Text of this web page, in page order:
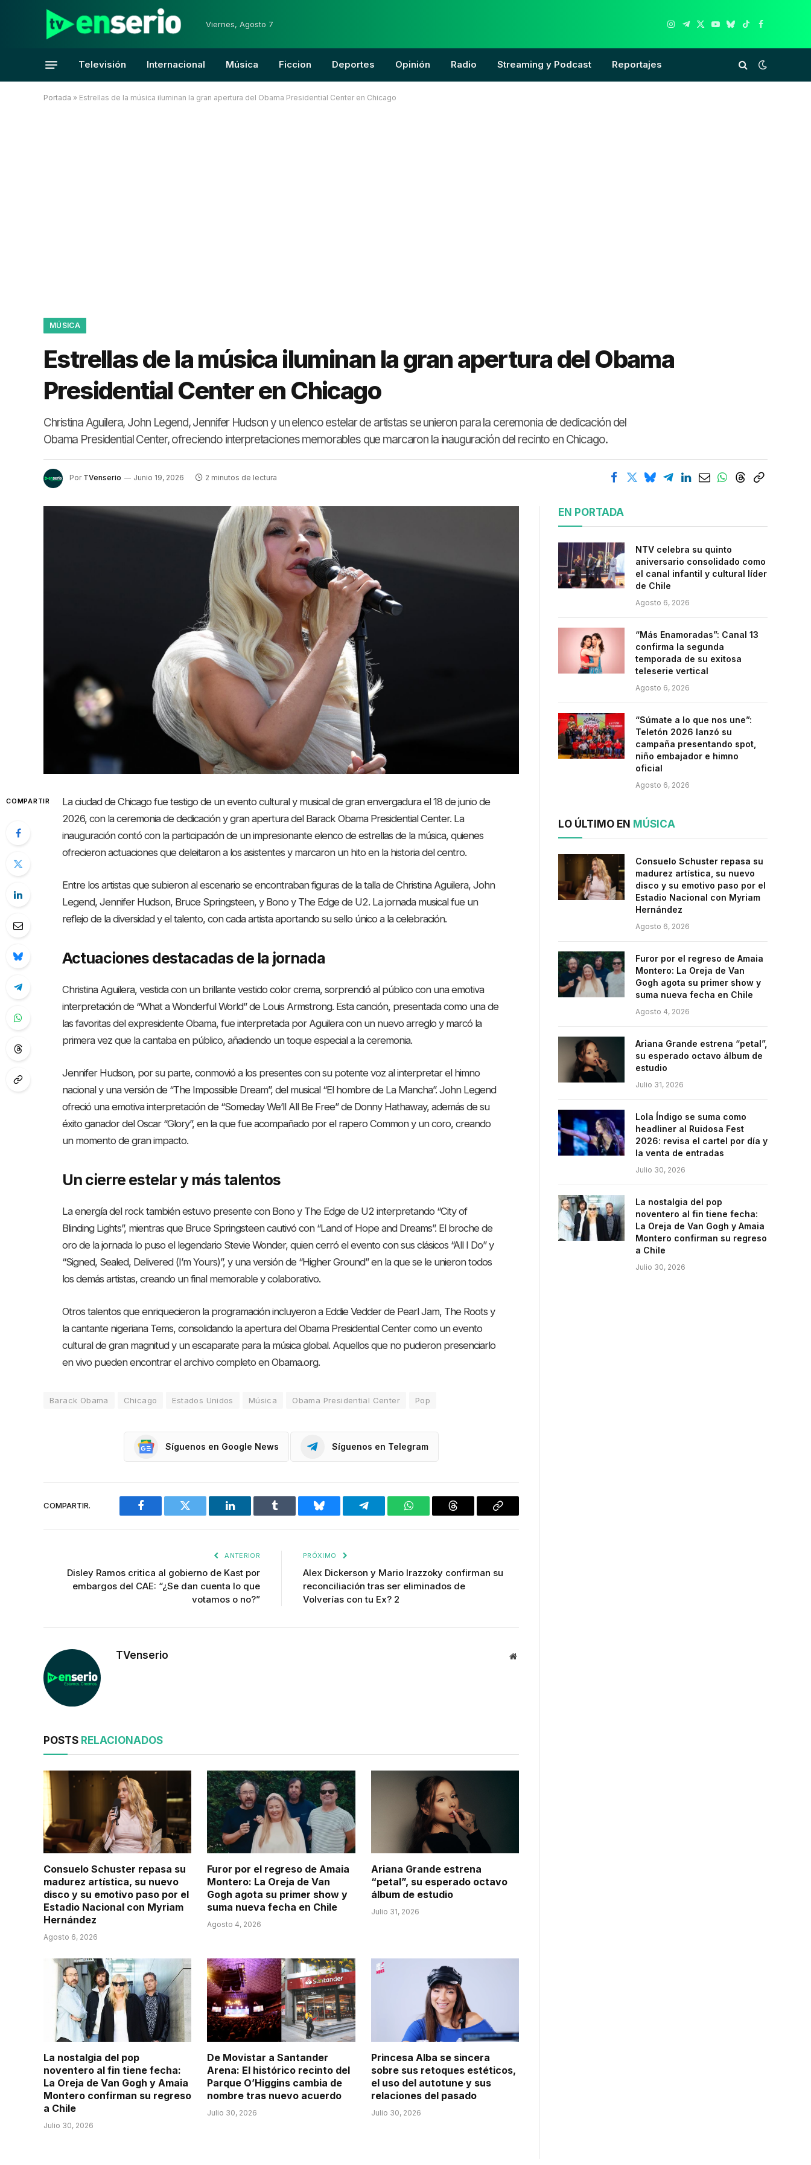
Viernes, Agosto 7
Instagram
Telegram
X
YouTube
Bluesky
TikTokFacebook
Televisión Internacional Música Ficcion Deportes Opinión Radio Streaming y Podcast Reportajes
Portada » Estrellas de la música iluminan la gran apertura del Obama Presidential Center en Chicago
MÚSICA
Estrellas de la música iluminan la gran apertura del Obama
Presidential Center en Chicago
Christina Aguilera, John Legend, Jennifer Hudson y un elenco estelar de artistas se unieron para la ceremonia de dedicación del
Obama Presidential Center, ofreciendo interpretaciones memorables que marcaron la inauguración del recinto en Chicago.
Por TVenserio Junio 19, 2026 2 minutos de lectura
COMPARTIR
La ciudad de Chicago fue testigo de un evento cultural y musical de gran envergadura el 18 de junio de
2026, con la ceremonia de dedicación y gran apertura del Barack Obama Presidential Center. La
inauguración contó con la participación de un impresionante elenco de estrellas de la música, quienes
ofrecieron actuaciones que deleitaron a los asistentes y marcaron un hito en la historia del centro.
Entre los artistas que subieron al escenario se encontraban figuras de la talla de Christina Aguilera, John
Legend, Jennifer Hudson, Bruce Springsteen, y Bono y The Edge de U2. La jornada musical fue un
reflejo de la diversidad y el talento, con cada artista aportando su sello único a la celebración.
Actuaciones destacadas de la jornada
Christina Aguilera, vestida con un brillante vestido color crema, sorprendió al público con una emotiva
interpretación de “What a Wonderful World” de Louis Armstrong. Esta canción, presentada como una de
las favoritas del expresidente Obama, fue interpretada por Aguilera con un nuevo arreglo y marcó la
primera vez que la cantaba en público, añadiendo un toque especial a la ceremonia.
Jennifer Hudson, por su parte, conmovió a los presentes con su potente voz al interpretar el himno
nacional y una versión de “The Impossible Dream”, del musical “El hombre de La Mancha”. John Legend
ofreció una emotiva interpretación de “Someday We’ll All Be Free” de Donny Hathaway, además de su
éxito ganador del Oscar “Glory”, en la que fue acompañado por el rapero Common y un coro, creando
un momento de gran impacto.
Un cierre estelar y más talentos
La energía del rock también estuvo presente con Bono y The Edge de U2 interpretando “City of
Blinding Lights”, mientras que Bruce Springsteen cautivó con “Land of Hope and Dreams”. El broche de
oro de la jornada lo puso el legendario Stevie Wonder, quien cerró el evento con sus clásicos “All I Do” y
“Signed, Sealed, Delivered (I’m Yours)”, y una versión de “Higher Ground” en la que se le unieron todos
los demás artistas, creando un final memorable y colaborativo.
Otros talentos que enriquecieron la programación incluyeron a Eddie Vedder de Pearl Jam, The Roots y
la cantante nigeriana Tems, consolidando la apertura del Obama Presidential Center como un evento
cultural de gran magnitud y un escaparate para la música global. Aquellos que no pudieron presenciarlo
en vivo pueden encontrar el archivo completo en Obama.org.
Barack Obama Chicago Estados Unidos Música Obama Presidential Center Pop
Síguenos en Google News Síguenos en Telegram
COMPARTIR.
Facebook Twitter LinkedIn Tumblr Bluesky Telegram WhatsAppThreads
Copiar
ANTERIOR
Disley Ramos critica al gobierno de Kast por
embargos del CAE: “¿Se dan cuenta lo que
votamos o no?”
PRÓXIMO
Alex Dickerson y Mario Irazzoky confirman su
reconciliación tras ser eliminados de
Volverías con tu Ex? 2
TVenserio Website
POSTS RELACIONADOS
Consuelo Schuster repasa su
madurez artística, su nuevo
disco y su emotivo paso por el
Estadio Nacional con Myriam
Hernández
Agosto 6, 2026
Furor por el regreso de Amaia
Montero: La Oreja de Van
Gogh agota su primer show y
suma nueva fecha en Chile
Agosto 4, 2026
Ariana Grande estrena
“petal”, su esperado octavo
álbum de estudio
Julio 31, 2026
La nostalgia del pop
noventero al fin tiene fecha:
La Oreja de Van Gogh y Amaia
Montero confirman su regreso
a Chile
Julio 30, 2026
De Movistar a Santander
Arena: El histórico recinto del
Parque O’Higgins cambia de
nombre tras nuevo acuerdo
Julio 30, 2026
Princesa Alba se sincera
sobre sus retoques estéticos,
el uso del autotune y sus
relaciones del pasado
Julio 30, 2026
EN PORTADA
NTV celebra su quinto
aniversario consolidado como
el canal infantil y cultural líder
de Chile
Agosto 6, 2026
“Más Enamoradas”: Canal 13
confirma la segunda
temporada de su exitosa
teleserie vertical
Agosto 6, 2026
“Súmate a lo que nos une”:
Teletón 2026 lanzó su
campaña presentando spot,
niño embajador e himno
oficial
Agosto 6, 2026
LO ÚLTIMO EN MÚSICA
Consuelo Schuster repasa su
madurez artística, su nuevo
disco y su emotivo paso por el
Estadio Nacional con Myriam
Hernández
Agosto 6, 2026
Furor por el regreso de Amaia
Montero: La Oreja de Van
Gogh agota su primer show y
suma nueva fecha en Chile
Agosto 4, 2026
Ariana Grande estrena “petal”,
su esperado octavo álbum de
estudio
Julio 31, 2026
Lola Índigo se suma como
headliner al Ruidosa Fest
2026: revisa el cartel por día y
la venta de entradas
Julio 30, 2026
La nostalgia del pop
noventero al fin tiene fecha:
La Oreja de Van Gogh y Amaia
Montero confirman su regreso
a Chile
Julio 30, 2026